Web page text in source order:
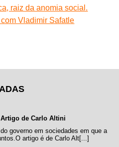
raiz da anomia social.
Vladimir Safatle
de Carlo Altini
governo em sociedades em que a
artigo é de Carlo Alt[...]